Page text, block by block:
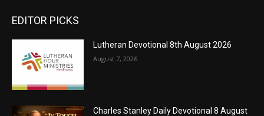
EDITOR PICKS
Lutheran Devotional 8th August 2026
August 7, 2026
Charles Stanley Daily Devotional 8 August